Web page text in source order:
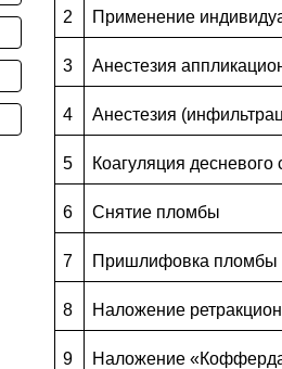
2 Применение
3 Анестезия
4 Анестезия
5 Коагуляция десневого
6 Снятие пломбы
7 Пришлифовка пломбы
8 Наложение
9 Наложение